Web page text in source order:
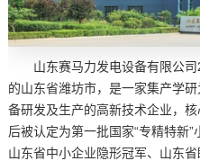
山东赛马力发电设备有限公
的山东省潍坊市，是一家集产学
备研发及生产的高新技术企业，
后被认定为第一批国家“专精特新”
山东省中小企业隐形冠军、山东